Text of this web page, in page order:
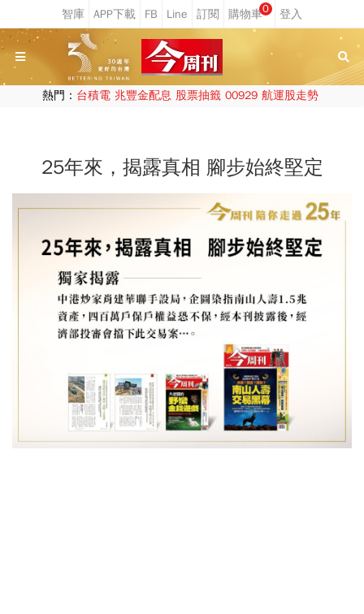
0
熱門： 台積電 兆豐金配息 股票抽籤 00929 航運股走勢
25年來，揭露真相 腳步始終堅定